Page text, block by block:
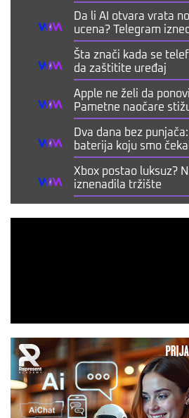
Da li AI otvara vrata
ucena? Telegram
Šta znači kada se
da zaštitite uređaj
Apple ne želi da
Pametne naočare
Dva dana bez
baterija koju smo
Xbox postao luksuz?
iznenadila tržište